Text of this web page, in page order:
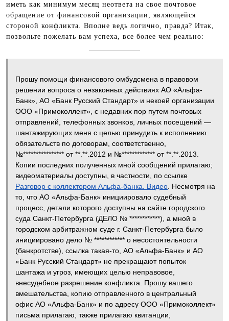
иметь как минимум месяц неответа на свое почтовое
обращение от финансовой организации, являющейся
стороной конфликта. Вполне ведь логично, правда? Итак,
позвольте пожелать вам успеха, все более чем реально:
Прошу помощи финансового омбудсмена в правовом
решении вопроса о незаконных действиях АО «Альфа-
Банк», АО «Банк Русский Стандарт» и некоей организации
ООО «Примоколлект», с недавних пор путем почтовых
отправлений, телефонных звонков, личных посещений —
шантажирующих меня с целью принудить к исполнению
обязательств по договорам, соответственно,
№**************** от **.**.2012 и №************* от **.**.2013.
Копии последних полученных мной сообщений прилагаю;
видеоматериалы доступны, в частности, по ссылке
Разговор с коллектором Альфа-банка. Видео . Несмотря на
то, что АО «Альфа-Банк» инициировало судебный
процесс, детали которого доступны на сайте городского
суда Санкт-Петербурга (ДЕЛО № ************), а мной в
городском арбитражном суде г. Санкт-Петербурга было
инициировано дело № ************ о несостоятельности
(банкротстве), ссылка такая-то, АО «Альфа-Банк» и АО
«Банк Русский Стандарт» не прекращают попыток
шантажа и угроз, имеющих целью неправовое,
внесудебное разрешение конфликта. Прошу вашего
вмешательства, копию отправленного в центральный
офис АО «Альфа-Банк» и по адресу ООО «Примоколлект»
письма прилагаю, также прилагаю квитанции,